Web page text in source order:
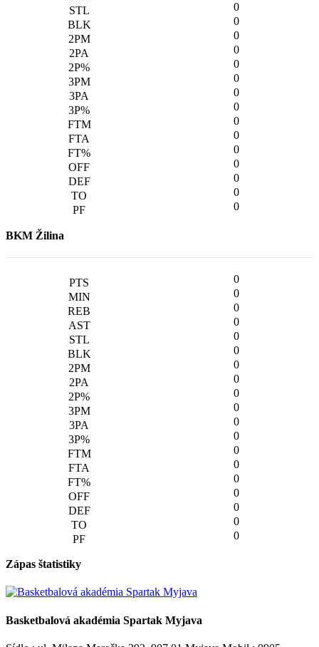
0
0
0
0
0
0
0
0
0
0
0
0
0
0
0
BKM Žilina
0
0
0
0
0
0
0
0
0
0
0
0
0
0
0
0
0
0
0
Zápas štatistiky
Basketbalová akadémia Spartak Myjava